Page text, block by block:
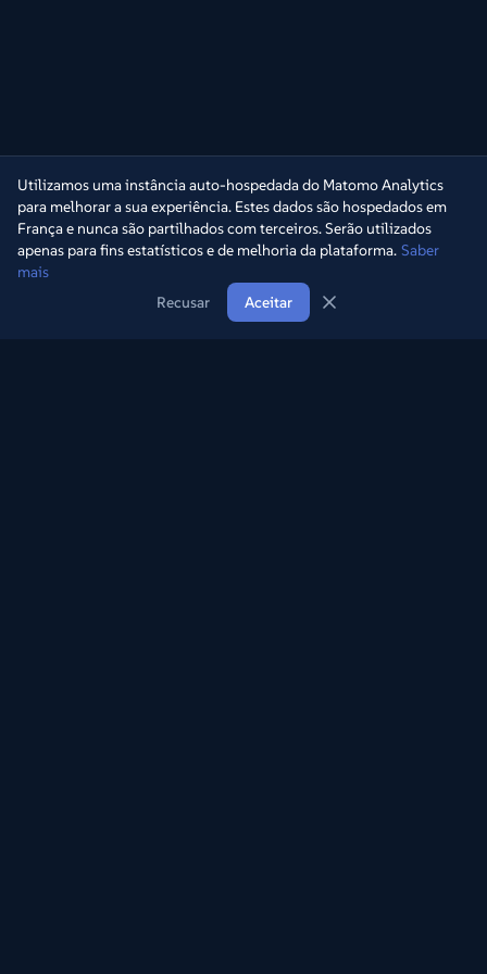
Utilizamos uma instância auto-hospedada do Matomo Analytics
para melhorar a sua experiência. Estes dados são hospedados em
França e nunca são partilhados com terceiros. Serão utilizados
apenas para fins estatísticos e de melhoria da plataforma. Saber
mais
Recusar
Aceitar